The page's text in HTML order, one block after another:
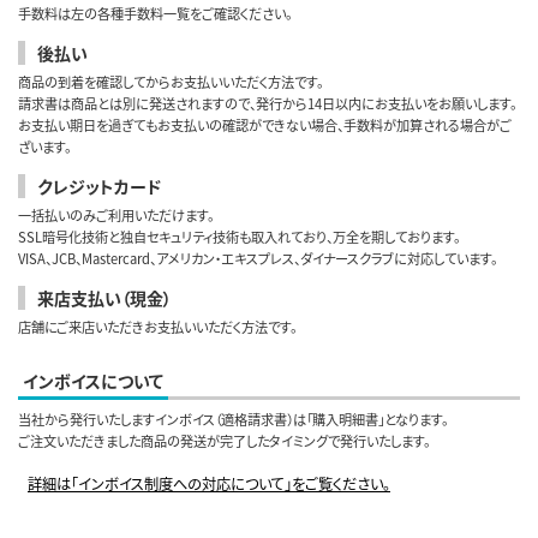
手数料は左の各種手数料一覧をご確認ください。
後払い
商品の到着を確認してからお支払いいただく方法です。
請求書は商品とは別に発送されますので、発行から14日以内にお支払いをお願いします。
お支払い期日を過ぎてもお支払いの確認ができない場合、手数料が加算される場合がご
ざいます。
クレジットカード
一括払いのみご利用いただけます。
SSL暗号化技術と独自セキュリティ技術も取入れており、万全を期しております。
VISA、JCB、Mastercard、アメリカン・エキスプレス、ダイナースクラブに対応しています。
来店支払い（現金）
店舗にご来店いただきお支払いいただく方法です。
インボイスについて
当社から発行いたしますインボイス（適格請求書）は「購入明細書」となります。
ご注文いただきました商品の発送が完了したタイミングで発行いたします。
詳細は「インボイス制度への対応について」をご覧ください。